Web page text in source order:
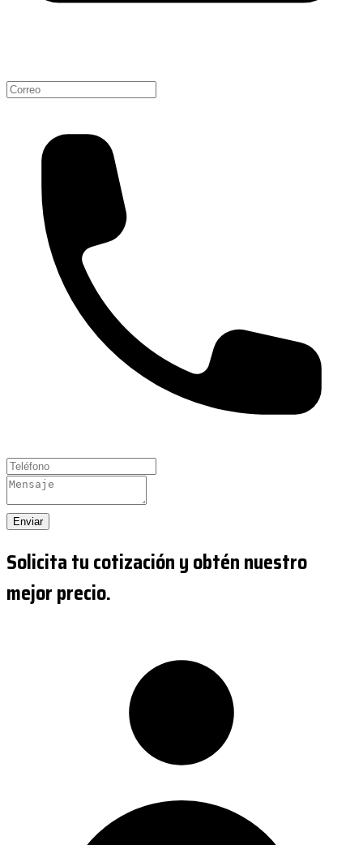
Enviar
Solicita tu cotización y obtén nuestro
mejor precio.